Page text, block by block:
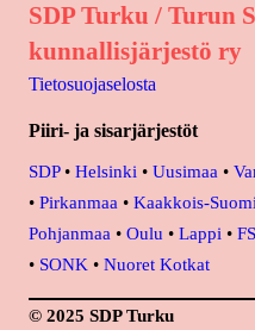
SDP Turku / Turun
kunnallisjärjestö ry
Tietosuojaselosta
Piiri- ja sisarjärjestöt
SDP• Helsinki • Uusimaa •
• Pirkanmaa • Kaakkois-Suomi
Pohjanmaa • Oulu • Lappi •
• SONK • Nuoret Kotkat
© 2025 SDP Turku